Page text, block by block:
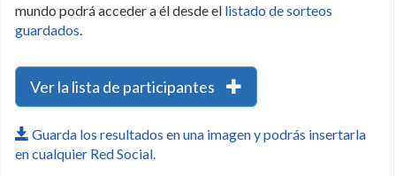
mundo podrá acceder a él desde el listado de sorteos
guardados.
Ver la lista de participantes
Guarda los resultados en una imagen y podrás insertarla
en cualquier Red Social.